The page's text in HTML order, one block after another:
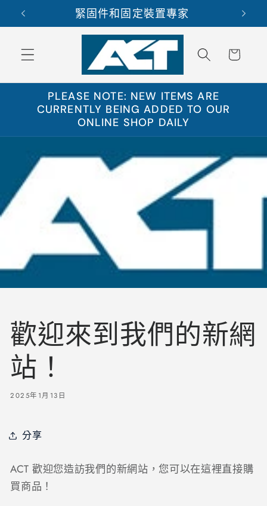
跳至內
容
緊固件和固定裝置專家
物
PLEASE NOTE: NEW ITEMS ARE
CURRENTLY BEING ADDED TO OUR
ONLINE SHOP DAILY
歡迎來到我們的新網
站！
2025年1月13日
分享
ACT 歡迎您造訪我們的新網站，您可以在這裡直接購
買商品！